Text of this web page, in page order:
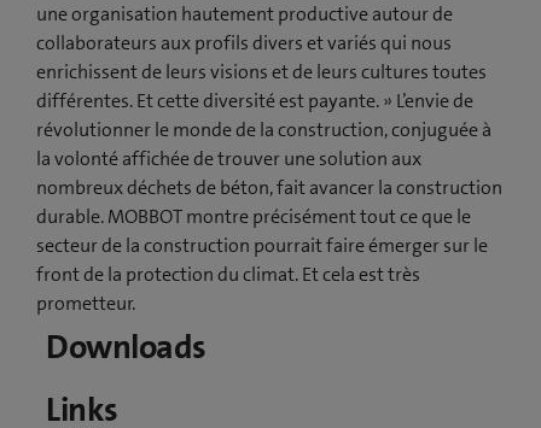
une organisation hautement productive autour de
collaborateurs aux profils divers et variés qui nous
enrichissent de leurs visions et de leurs cultures toutes
différentes. Et cette diversité est payante. » L’envie de
révolutionner le monde de la construction, conjuguée à
la volonté affichée de trouver une solution aux
nombreux déchets de béton, fait avancer la construction
durable. MOBBOT montre précisément tout ce que le
secteur de la construction pourrait faire émerger sur le
front de la protection du climat. Et cela est très
prometteur.
Downloads
Links